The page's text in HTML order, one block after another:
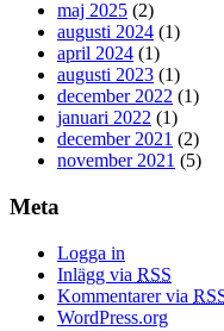
maj 2025 (2)
augusti 2024 (1)
april 2024 (1)
augusti 2023 (1)
december 2022 (1)
januari 2022 (1)
december 2021 (2)
november 2021 (5)
Meta
Logga in
Inlägg via RSS
Kommentarer via
WordPress.org